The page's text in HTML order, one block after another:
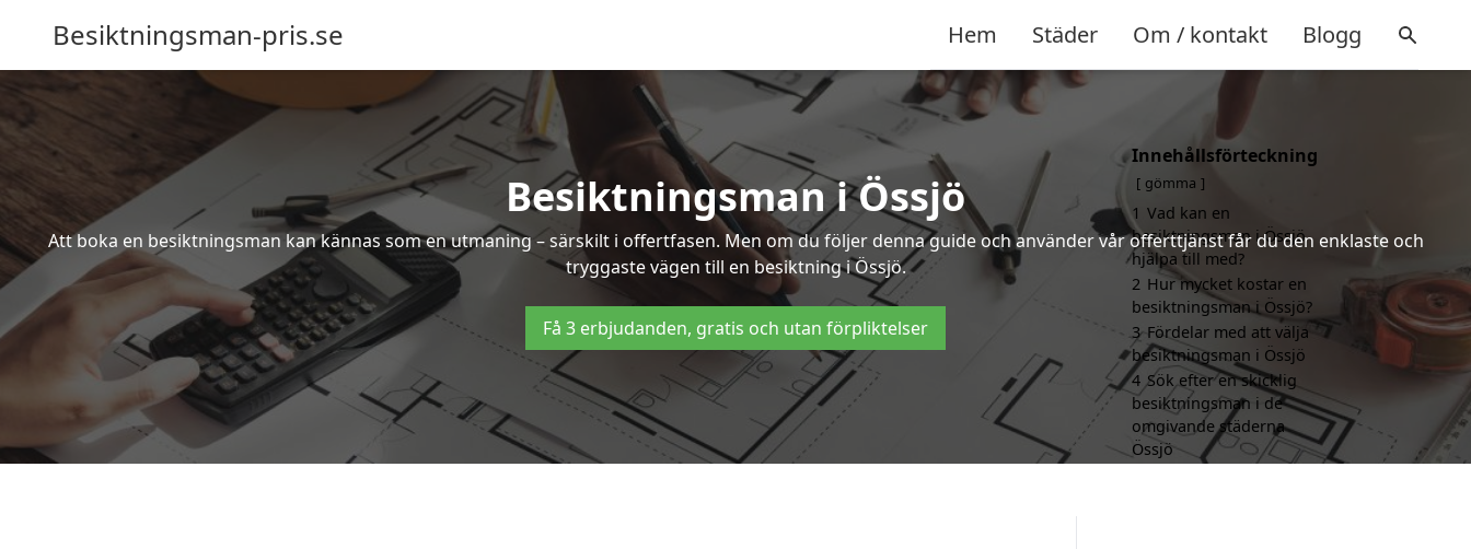
Besiktningsman-pris.se Hem Städer Om / kontakt Blogg
Besiktningsman i Össjö
Att boka en besiktningsman kan kännas som en utmaning – särskilt i offertfasen. Men om du följer denna guide och använder vår offerttjänst får du den enklaste och
tryggaste vägen till en besiktning i Össjö.
Få 3 erbjudanden, gratis och utan förpliktelser
Innehållsförteckning
gömma
1 Vad kan en
besiktningsman i Össjö
hjälpa till med?
2 Hur mycket kostar en
besiktningsman i Össjö?
3 Fördelar med att välja
besiktningsman i Össjö
4 Sök efter en skicklig
besiktningsman i de
omgivande städerna
Össjö